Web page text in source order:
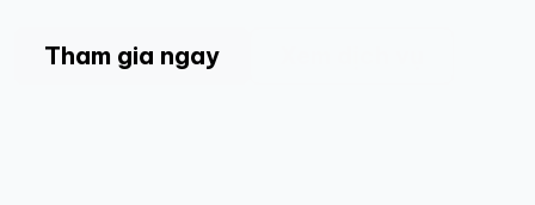
Tham gia ngay